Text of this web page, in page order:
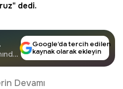
dedi.
Google’da tercih edilen
kaynak olarak ekleyin
Devamı